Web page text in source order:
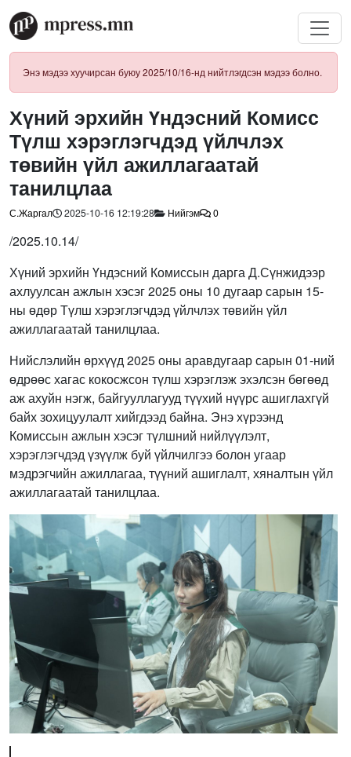
Энэ мэдээ хуучирсан буюу 2025/10/16-нд нийтлэгдсэн мэдээ болно.
Хүний эрхийн Үндэсний Комисс
Түлш хэрэглэгчдэд үйлчлэх
төвийн үйл ажиллагаатай
танилцлаа
С.Жаргал 2025-10-16 12:19:28 Нийгэм 0
/2025.10.14/
Хүний эрхийн Үндэсний Комиссын дарга Д.Сүнжидээр
ахлуулсан ажлын хэсэг 2025 оны 10 дугаар сарын 15-
ны өдөр Түлш хэрэглэгчдэд үйлчлэх төвийн үйл
ажиллагаатай танилцлаа.
Нийслэлийн өрхүүд 2025 оны аравдугаар сарын 01-ний
өдрөөс хагас кокосжсон түлш хэрэглэж эхэлсэн бөгөөд
аж ахуйн нэгж, байгууллагууд түүхий нүүрс ашиглахгүй
байх зохицуулалт хийгдээд байна. Энэ хүрээнд
Комиссын ажлын хэсэг түлшний нийлүүлэлт,
хэрэглэгчдэд үзүүлж буй үйлчилгээ болон угаар
мэдрэгчийн ажиллагаа, түүний ашиглалт, хяналтын үйл
ажиллагаатай танилцлаа.